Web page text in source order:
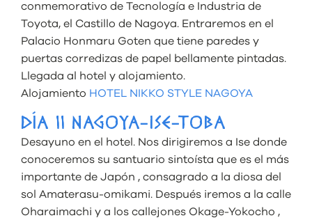
conmemorativo de Tecnología e Industria de
Toyota, el Castillo de Nagoya. Entraremos en el
Palacio Honmaru Goten que tiene paredes y
puertas corredizas de papel bellamente pintadas.
Llegada al hotel y alojamiento.
Alojamiento HOTEL NIKKO STYLE NAGOYA
DÍA 11 NAGOYA-ISE-TOBA
Desayuno en el hotel. Nos dirigiremos a Ise donde
conoceremos su santuario sintoísta que es el más
importante de Japón , consagrado a la diosa del
sol Amaterasu-omikami. Después iremos a la calle
Oharaimachi y a los callejones Okage-Yokocho ,